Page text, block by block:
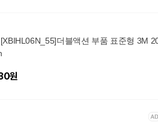
더블액션 부품 표준형 3M
원